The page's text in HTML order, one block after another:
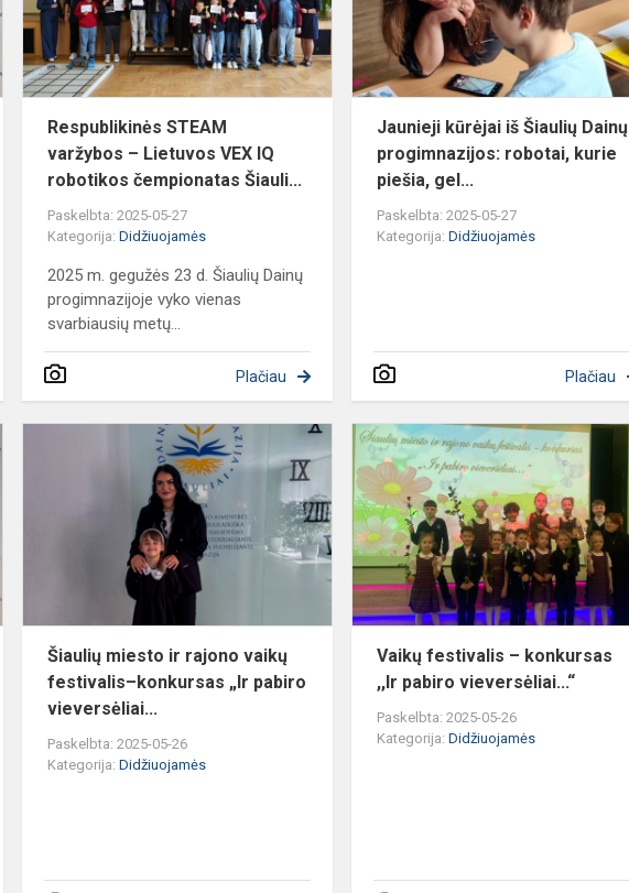
mokinių
kompiuterinio
atviruko
kon...
Lietuvos
VEX
IQ
robotikos
Respublikinės STEAM
varžybos – Lietuvos VEX IQ
robotikos čempionatas Šiauli...
Paskelbta: 2025-05-27
Kategorija:Didžiuojamės
2025 m. gegužės 23 d. Šiaulių Dainų
progimnazijoje vyko vienas
svarbiausių metų...
Plačiau
Jaunieji kūrėjai iš Šiaulių Dainų
progimnazijos: robotai, kurie
piešia, gel...
Paskelbta: 2025-05-27
Kategorija:Didžiuojamės
Plačiau
Šiaulių
miesto
rajono
vaikų
festivalis–
konkursas
Šiaulių miesto ir rajono vaikų
festivalis–konkursas „Ir pabiro
vieversėliai...
Paskelbta: 2025-05-26
Kategorija:Didžiuojamės
Vaikų festivalis – konkursas
,,Ir pabiro vieversėliai...“
Paskelbta: 2025-05-26
Kategorija:Didžiuojamės